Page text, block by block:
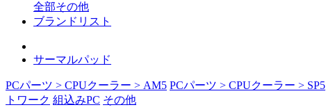
全部その他
ブランドリスト
サーマルパッド
PCパーツ > CPUクーラー > AM5 PCパーツ > CPUクーラー > SP5
トワーク 組込みPC その他